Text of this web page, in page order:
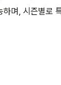
며, 시즌별로